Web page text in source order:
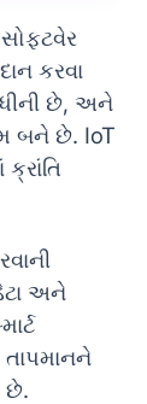
કરવા
છે, અને
બને છે. IoT
અને
તાપમાનને
છે.